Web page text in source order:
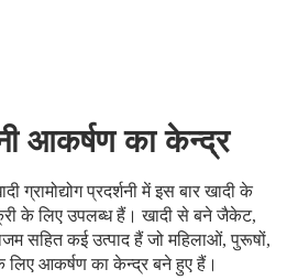
आकर्षण का केन्द्र
ग्रामोद्योग प्रदर्शनी में इस बार खादी के
के लिए उपलब्ध हैं। खादी से बने जैकेट,
सहित कई उत्पाद हैं जो महिलाओं, पुरूषों,
आकर्षण का केन्द्र बने हुए हैं।